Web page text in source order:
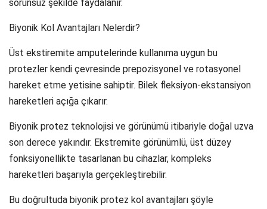
sorunsuz şekilde faydalanır.
Biyonik Kol Avantajları Nelerdir?
Üst ekstiremite amputelerinde kullanıma uygun bu
protezler kendi çevresinde prepozisyonel ve rotasyonel
hareket etme yetisine sahiptir. Bilek fleksiyon-ekstansiyon
hareketleri açığa çıkarır.
Biyonik protez teknolojisi ve görünümü itibariyle doğal uzva
son derece yakındır. Ekstremite görünümlü, üst düzey
fonksiyonellikte tasarlanan bu cihazlar, kompleks
hareketleri başarıyla gerçekleştirebilir.
Bu doğrultuda biyonik protez kol avantajları şöyle